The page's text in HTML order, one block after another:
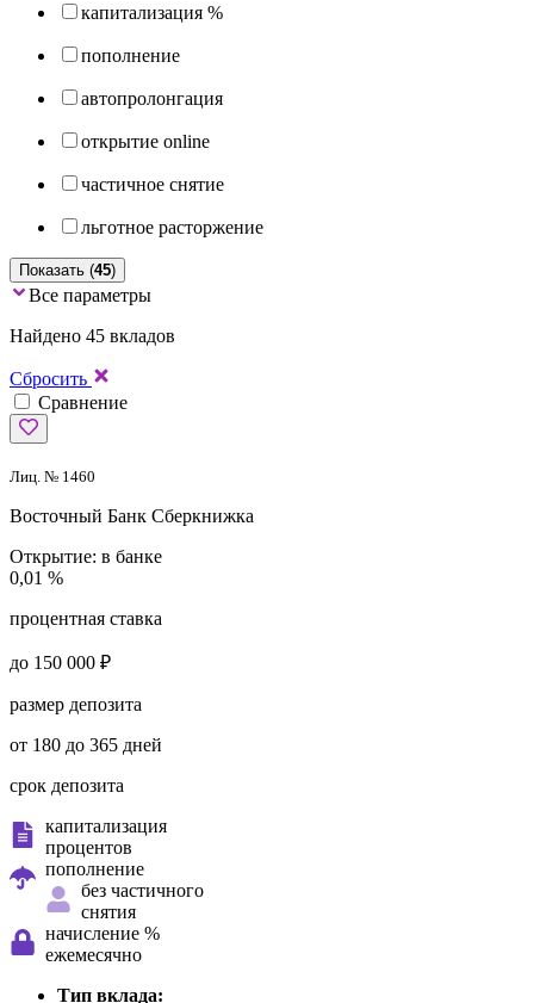
капитализация %
пополнение
автопролонгация
открытие online
частичное снятие
льготное расторжение
Показать (45)
Все параметры
Найдено 45 вкладов
Сбросить
Сравнение
Лиц. № 1460
Восточный Банк Сберкнижка
Открытие: в банке
0,01 %
процентная ставка
до 150 000 ₽
размер депозита
от 180 до 365 дней
срок депозита
капитализация
процентов
пополнение
без частичного
снятия
начисление %
ежемесячно
Тип вклада: